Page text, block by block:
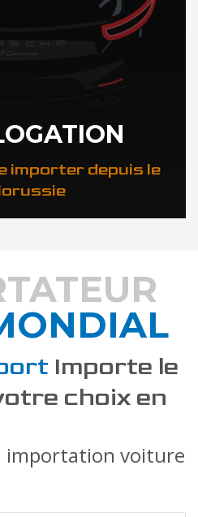
importer depuis le
COMMENT
Importe le
choix en
importation voiture